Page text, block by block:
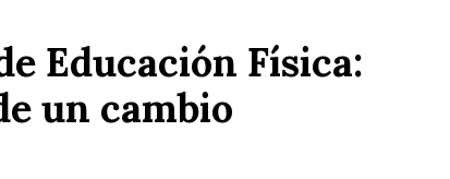
Educación Física:
un cambio